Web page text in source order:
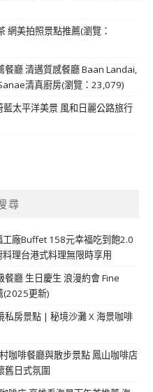
網美拍照景點推薦(瀏覽：
廳 清邁質感餐廳 Baan Landai,
清真廚房(瀏覽：23,079)
太平洋美景 風和日麗公路旅行
尋
工廠Buffet 158元幸福吃到飽2.0
理台港式料理無限時享用
餐廳 生日慶生 浪漫約會 Fine
(2025更新)
私房景點 | 秘境沙灘 X 海景咖啡
咖啡餐廳與散步景點 鳳山咖啡店
舊日式氛圍